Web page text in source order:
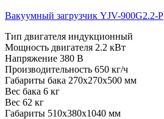
Вакуумный загрузчик YJV-900G2.2-P
Тип двигателя индукционный
Мощность двигателя 2.2 кВт
Напряжение 380 В
Производительность 650 кг/ч
Габариты бака 270x270x500 мм
Вес бака 6 кг
Вес 62 кг
Габариты 510x380x1040 мм